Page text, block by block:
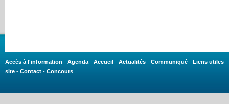
Accès à l'information - Agenda - Accueil - Actualités - Communiqué - Liens utiles -
site - Contact - Concours